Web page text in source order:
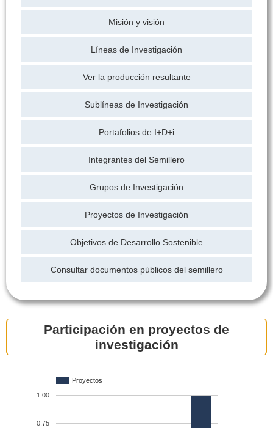
Misión y visión
Líneas de Investigación
Ver la producción resultante
Sublíneas de Investigación
Portafolios de I+D+i
Integrantes del Semillero
Grupos de Investigación
Proyectos de Investigación
Objetivos de Desarrollo Sostenible
Consultar documentos públicos del semillero
Participación en proyectos de
investigación
Proyectos
0.75
1.00